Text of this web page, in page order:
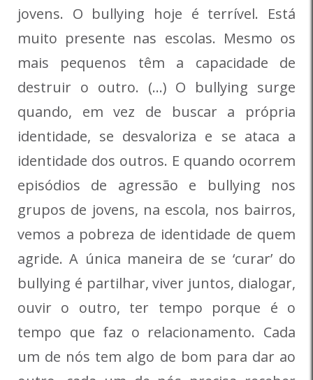
jovens. O bullying hoje é terrível. Está
muito presente nas escolas. Mesmo os
mais pequenos têm a capacidade de
destruir o outro. (…) O bullying surge
quando, em vez de buscar a própria
identidade, se desvaloriza e se ataca a
identidade dos outros. E quando ocorrem
episódios de agressão e bullying nos
grupos de jovens, na escola, nos bairros,
vemos a pobreza de identidade de quem
agride. A única maneira de se ‘curar’ do
bullying é partilhar, viver juntos, dialogar,
ouvir o outro, ter tempo porque é o
tempo que faz o relacionamento. Cada
um de nós tem algo de bom para dar ao